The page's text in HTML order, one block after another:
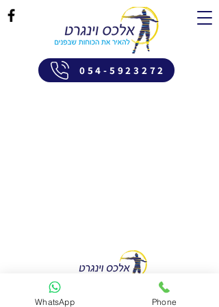
054-5923272
מטפל בהבעה ויצירה בשילוב התמקדות
WhatsApp Phone